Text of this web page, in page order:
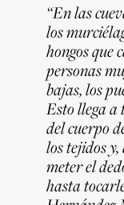
“En las
los
hongos que
personas
bajas, los
Esto llega a
del cuerpo
los tejidos
meter el
hasta